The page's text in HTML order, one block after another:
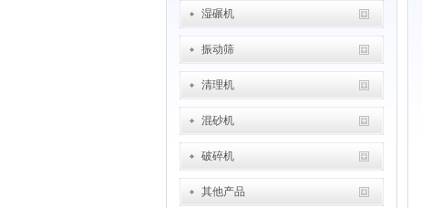
湿碾机
振动筛
清理机
混砂机
破碎机
其他产品